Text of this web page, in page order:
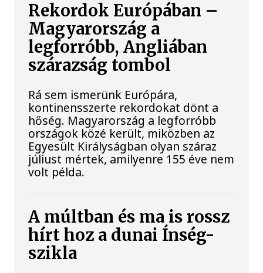
Rekordok Európában –
Magyarország a
legforróbb, Angliában
szárazság tombol
Rá sem ismerünk Európára,
kontinensszerte rekordokat dönt a
hőség. Magyarország a legforróbb
országok közé került, miközben az
Egyesült Királyságban olyan száraz
júliust mértek, amilyenre 155 éve nem
volt példa.
A múltban és ma is rossz
hírt hoz a dunai Ínség-
szikla